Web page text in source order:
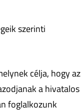
szerinti
célja, hogy az
a hivatalos
foglalkozunk